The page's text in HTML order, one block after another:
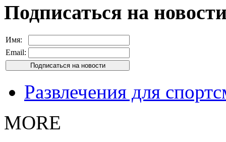
Подписаться на
Имя:
Email:
Развлечения для
MORE